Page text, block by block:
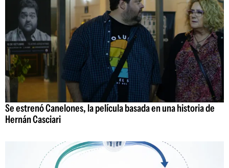
Se estrenó Canelones, la película basada en una historia de
Hernán Casciari